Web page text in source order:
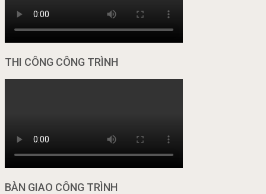
THI CÔNG CÔNG TRÌNH
BÀN GIAO CÔNG TRÌNH